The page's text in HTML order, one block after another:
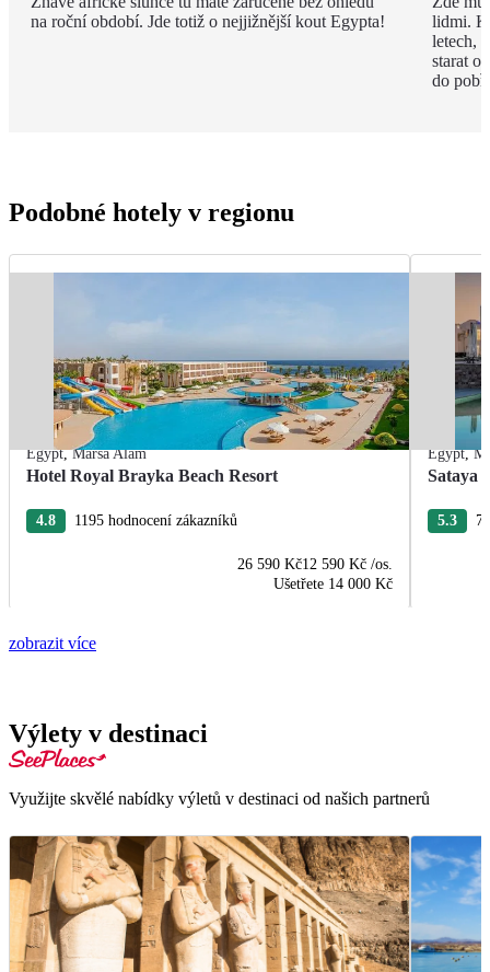
na roční období. Jde totiž o nejjižnější kout Egypta!
lidmi. K
letech,
starat o
do
Podobné hotely v regionu
Egypt,Marsa Alam
Hotel Royal Brayka Beach Resort
4.8 1195 hodnocení zákazníků
26 590 Kč12 590 Kč /os.
Ušetřete 14 000 Kč
Egypt,
Sataya
5.3
zobrazit více
Výlety v destinaci
Využijte skvělé nabídky výletů v destinaci od našich partnerů